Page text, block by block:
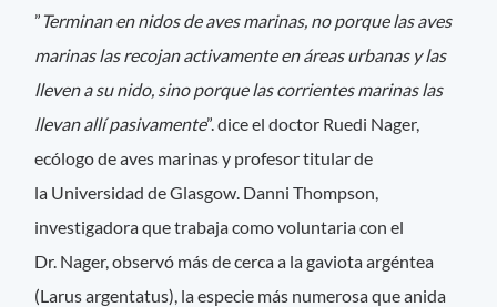
” Terminan en nidos de aves marinas, no porque las aves
marinas las recojan activamente en áreas urbanas y las
lleven a su nido, sino porque las corrientes marinas las
llevan allí pasivamente”. dice el doctor Ruedi Nager,
ecólogo de aves marinas y profesor titular de
la Universidad de Glasgow. Danni Thompson,
investigadora que trabaja como voluntaria con el
Dr. Nager, observó más de cerca a la gaviota argéntea
(Larus argentatus), la especie más numerosa que anida